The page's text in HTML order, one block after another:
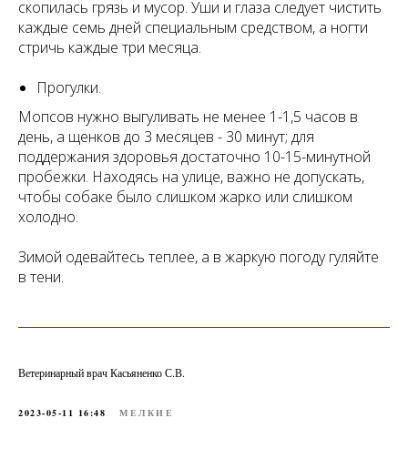
скопилась грязь и мусор. Уши и глаза следует чистить
каждые семь дней специальным средством, а ногти
стричь каждые три месяца.
Прогулки.
Мопсов нужно выгуливать не менее 1-1,5 часов в
день, а щенков до 3 месяцев - 30 минут; для
поддержания здоровья достаточно 10-15-минутной
пробежки. Находясь на улице, важно не допускать,
чтобы собаке было слишком жарко или слишком
холодно.
Зимой одевайтесь теплее, а в жаркую погоду гуляйте
в тени.
Ветеринарный врач Касьяненко С.В.
2023-05-11 16:48 МЕЛКИЕ